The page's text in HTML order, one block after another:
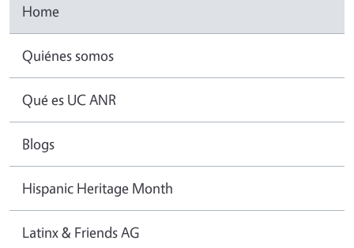
Home
Quiénes somos
Qué es UC ANR
Blogs
Hispanic Heritage Month
Latinx & Friends AG